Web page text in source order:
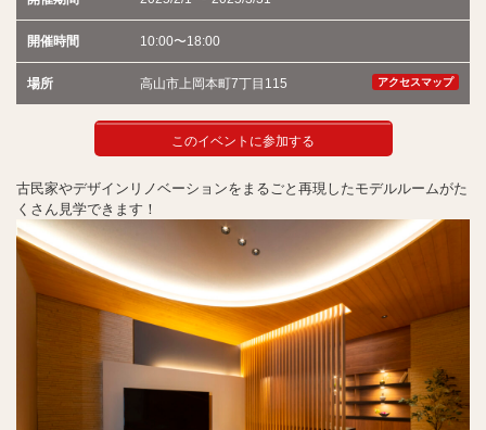
開催時間 10:00〜18:00
場所 高山市上岡本町7丁目115 アクセスマップ
このイベントに参加する
古民家やデザインリノベーションをまるごと再現したモデルルームがた
くさん見学できます！